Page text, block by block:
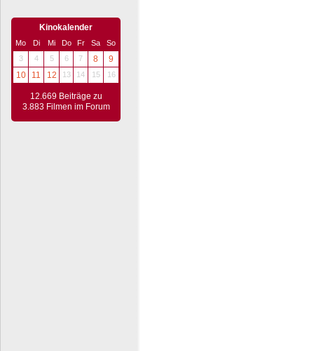
Kinokalender
Mo Di Mi Do Fr Sa
So
3
4 5 6 7 8
9
10
11 12 13 14 15 16
12.669 Beiträge zu
3.883 Filmen im Forum